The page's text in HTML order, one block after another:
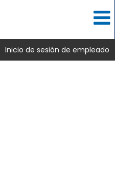
Inicio de sesión de empleado